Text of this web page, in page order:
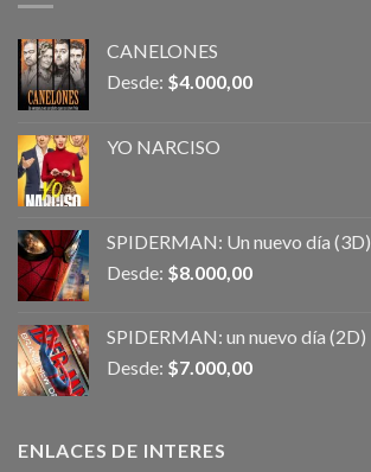
CANELONES
Desde: $4.000,00
YO NARCISO
SPIDERMAN: Un nuevo día (3D)
Desde: $8.000,00
SPIDERMAN: un nuevo día (2D)
Desde: $7.000,00
ENLACES DE INTERES